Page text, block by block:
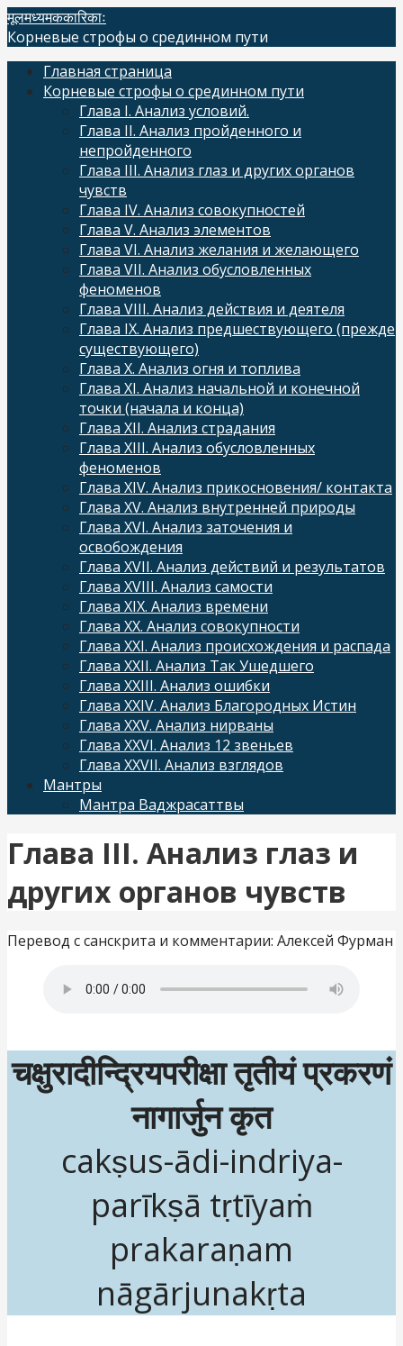
Skip
to
मूलमध्यमककारिकाः
Корневые строфы о срединном пути
Главная страница
Корневые строфы о срединном пути
Глава I. Анализ условий.
Глава II. Анализ пройденного и
непройденного
Глава III. Анализ глаз и других органов
чувств
Глава IV. Анализ совокупностей
Глава V. Анализ элементов
Глава VI. Анализ желания и желающего
Глава VII. Анализ обусловленных
феноменов
Глава VIII. Анализ действия и деятеля
Глава IX. Анализ предшествующего (прежде
существующего)
Глава X. Анализ огня и топлива
Глава XI. Анализ начальной и конечной
точки (начала и конца)
Глава XII. Анализ страдания
Глава XIII. Анализ обусловленных
феноменов
Глава XIV. Анализ прикосновения/ контакта
Глава XV. Анализ внутренней природы
Глава XVI. Анализ заточения и
освобождения
Глава XVII. Анализ действий и результатов
Глава XVIII. Анализ самости
Глава XIX. Анализ времени
Глава XX. Анализ совокупности
Глава XXI. Анализ происхождения и распада
Глава XXII. Анализ Так Ушедшего
Глава XXIII. Анализ ошибки
Глава XXIV. Анализ Благородных Истин
Глава XXV. Анализ нирваны
Глава XXVI. Анализ 12 звеньев
Глава XXVII. Анализ взглядов
Мантры
Мантра Ваджрасаттвы
Глава III. Анализ глаз и
других органов чувств
Перевод с санскрита и комментарии: Алексей Фурман
चक्षुरादीन्द्रियपरीक्षा तृतीयं प्रकरणं
नागार्जुन कृत
cakṣus-ādi-indriya-
parīkṣā tṛtīyaṁ
prakaraṇam
nāgārjunakṛta